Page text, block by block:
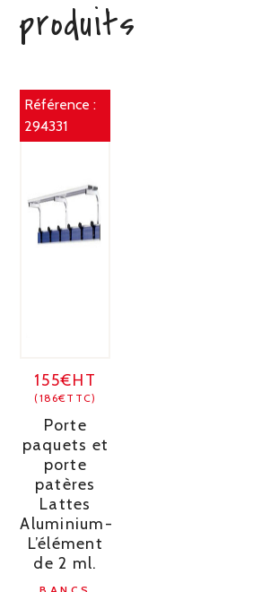
produits
Référence :
294331
155€HT
(186€TTC)
Porte
paquets et
porte
patères
Lattes
Aluminium-
L’élément
de 2 ml.